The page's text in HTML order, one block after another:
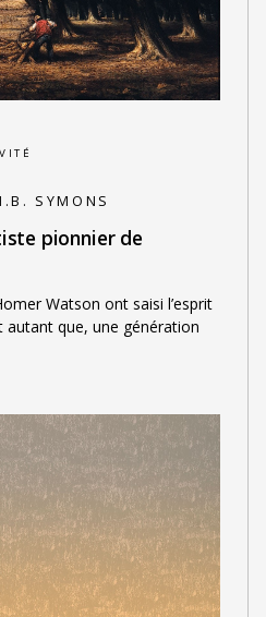
SYMONS
pionnier de
Watson ont saisi l’esprit
autant que, une génération